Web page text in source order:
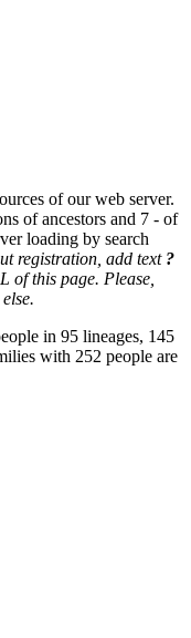
of our web server.
of ancestors and 7 - of
loading by search
registration, add text ?
of this page. Please,
in 95 lineages, 145
with 252 people are